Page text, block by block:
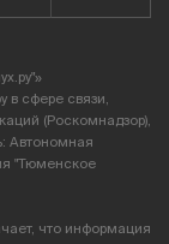
в сфере связи,
(Роскомнадзор),
Автономная
"Тюменское
что информация